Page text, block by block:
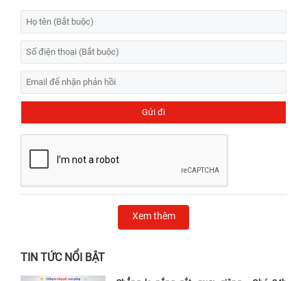
Xem thêm
TIN TỨC NỔI BẬT